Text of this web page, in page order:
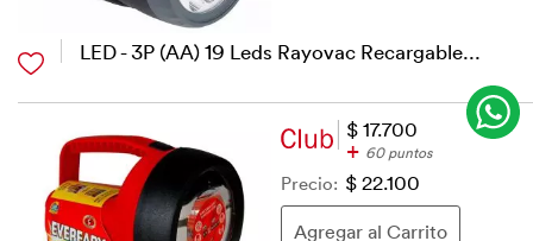
LED - 3P (AA) 19 Leds Rayovac Recargable...
$ 17.700
+ 60 puntos
Precio: $ 22.100